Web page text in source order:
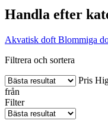
Handla efter
Akvatisk doft Blommiga
Filtrera och sortera
Pris
från
Filter